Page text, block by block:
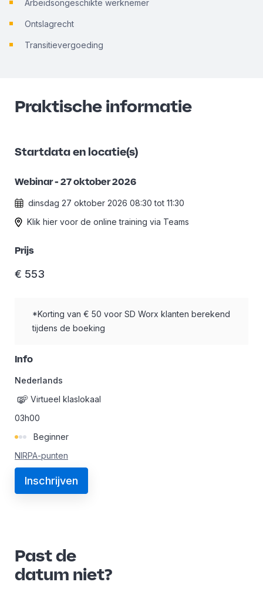
Arbeidsongeschikte werknemer
Ontslagrecht
Transitievergoeding
Praktische informatie
Startdata en locatie(s)
Webinar - 27 oktober 2026
dinsdag 27 oktober 2026 08:30 tot 11:30
Klik hier voor de online training via Teams
Prijs
€ 553
*Korting van € 50 voor SD Worx klanten berekend
tijdens de boeking
Info
Nederlands
Virtueel klaslokaal
03h00
Beginner
NIRPA-punten
Inschrijven
Past de
datum niet?